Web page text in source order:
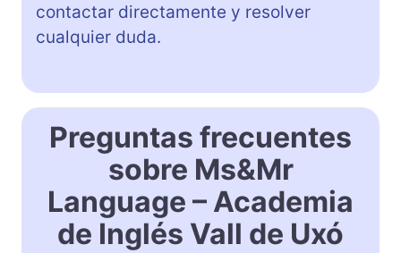
contactar directamente y resolver
cualquier duda.
Preguntas frecuentes
sobre Ms&Mr
Language – Academia
de Inglés Vall de Uxó